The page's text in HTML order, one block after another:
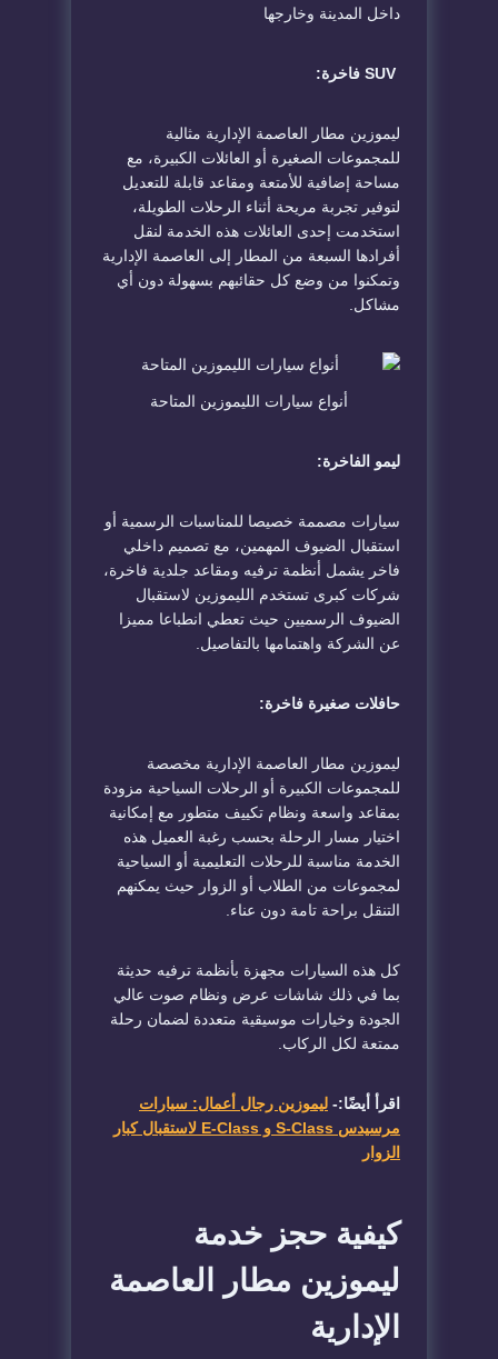
داخل المدينة وخارجها
ليموزين مطار العاصمة الإدارية مثالية
للمجموعات الصغيرة أو العائلات الكبيرة، مع
مساحة إضافية للأمتعة ومقاعد قابلة للتعديل
لتوفير تجربة مريحة أثناء الرحلات الطويلة،
استخدمت إحدى العائلات هذه الخدمة لنقل
أفرادها السبعة من المطار إلى العاصمة الإدارية
وتمكنوا من وضع كل حقائبهم بسهولة دون أي
مشاكل.
أنواع سيارات الليموزين المتاحة
ليمو الفاخرة:
سيارات مصممة خصيصا للمناسبات الرسمية أو
استقبال الضيوف المهمين، مع تصميم داخلي
فاخر يشمل أنظمة ترفيه ومقاعد جلدية فاخرة،
شركات كبرى تستخدم الليموزين لاستقبال
الضيوف الرسميين حيث تعطي انطباعا مميزا
عن الشركة واهتمامها بالتفاصيل.
حافلات صغيرة فاخرة:
ليموزين مطار العاصمة الإدارية مخصصة
للمجموعات الكبيرة أو الرحلات السياحية مزودة
بمقاعد واسعة ونظام تكييف متطور مع إمكانية
اختيار مسار الرحلة بحسب رغبة العميل هذه
الخدمة مناسبة للرحلات التعليمية أو السياحية
لمجموعات من الطلاب أو الزوار حيث يمكنهم
التنقل براحة تامة دون عناء.
كل هذه السيارات مجهزة بأنظمة ترفيه حديثة
بما في ذلك شاشات عرض ونظام صوت عالي
الجودة وخيارات موسيقية متعددة لضمان رحلة
ممتعة لكل الركاب.
اقرأ أيضًا:- ليموزين رجال أعمال: سيارات
مرسيدس S-Class و E-Class لاستقبال كبار
الزوار
كيفية حجز خدمة
ليموزين مطار العاصمة
الإدارية